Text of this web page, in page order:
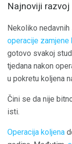
Najnoviji razvoj
Nekoliko
operacije zamjene
gotovo svakoj
tjedana nakon
u pokretu koljena
Čini se da nije
isti.
Operacija koljena